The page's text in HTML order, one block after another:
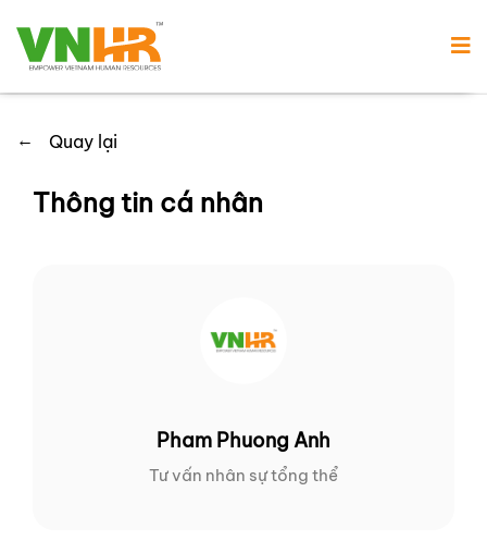
← Quay lại
Thông tin cá nhân
Pham Phuong Anh
Tư vấn nhân sự tổng thể